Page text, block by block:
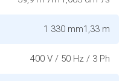
1 330 mm1,33 m
400 V / 50 Hz / 3 Ph